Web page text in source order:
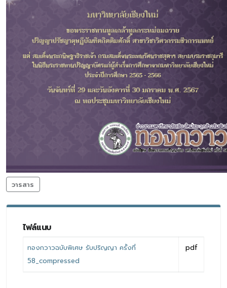
วารสาร
ไฟล์แนบ
ทองกวาวฉบับพิเศษ รับปริญญา ครั้งที่
58_compressed
pdf